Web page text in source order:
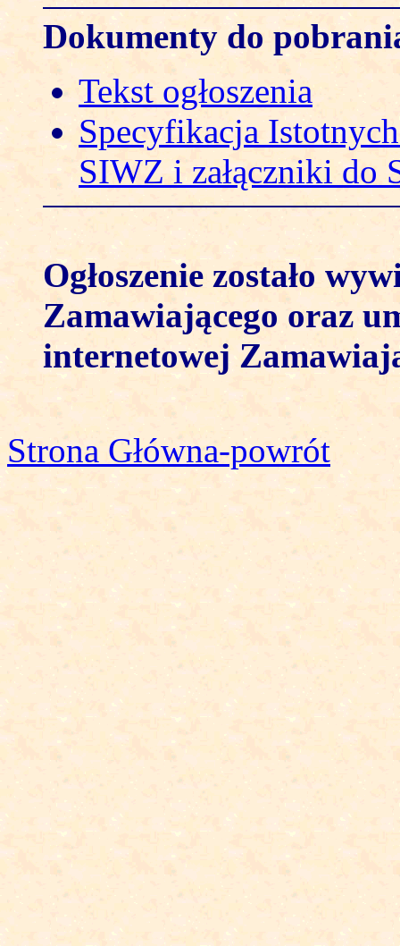
Dokumenty do
Tekst ogłoszenia
Specyfikacja
SIWZ i załączniki do
Ogłoszenie zostało
Zamawiającego oraz
internetowej
Strona Główna-powrót